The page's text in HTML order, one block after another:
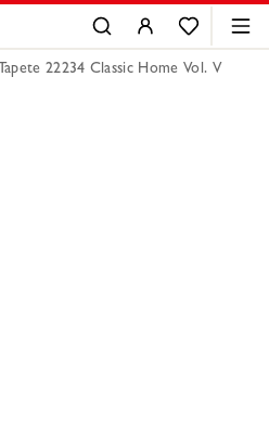
Tapete 22234 Classic Home Vol. V